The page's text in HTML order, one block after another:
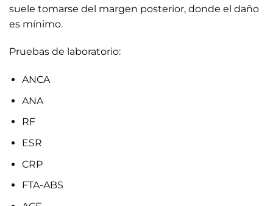
suele tomarse del margen posterior, donde el daño
es mínimo.
Pruebas de laboratorio:
ANCA
ANA
RF
ESR
CRP
FTA-ABS